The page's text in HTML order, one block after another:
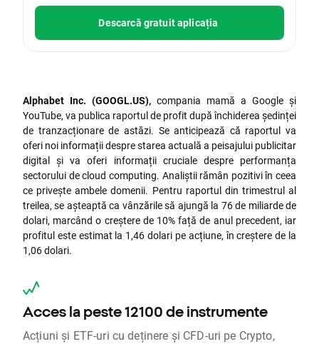
Descarcă gratuit aplicația
Alphabet Inc. (GOOGL.US), compania mamă a Google și
YouTube, va publica raportul de profit după închiderea ședinței
de tranzacționare de astăzi. Se anticipează că raportul va
oferi noi informații despre starea actuală a peisajului publicitar
digital și va oferi informații cruciale despre performanța
sectorului de cloud computing. Analiștii rămân pozitivi în ceea
ce privește ambele domenii. Pentru raportul din trimestrul al
treilea, se așteaptă ca vânzările să ajungă la 76 de miliarde de
dolari, marcând o creștere de 10% față de anul precedent, iar
profitul este estimat la 1,46 dolari pe acțiune, în creștere de la
1,06 dolari.
Acces la peste 12100 de instrumente
Acțiuni și ETF-uri cu deținere și CFD-uri pe Crypto,